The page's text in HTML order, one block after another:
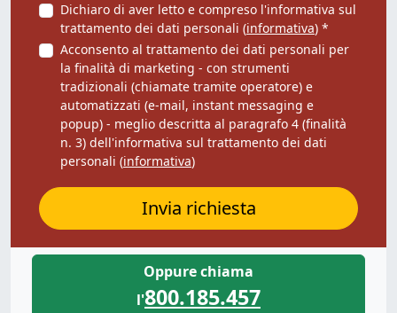
Dichiaro di aver letto e compreso l'informativa sul
trattamento dei dati personali (informativa) *
Acconsento al trattamento dei dati personali per
la finalità di marketing - con strumenti
tradizionali (chiamate tramite operatore) e
automatizzati (e-mail, instant messaging e
popup) - meglio descritta al paragrafo 4 (finalità
n. 3) dell'informativa sul trattamento dei dati
personali (informativa)
Invia richiesta
Oppure chiama
l'800.185.457